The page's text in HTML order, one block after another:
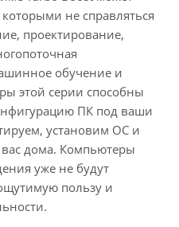
не справляться
проектирование,
обучение и
этой серии способны
ПК под ваши
установим ОС и
дома. Компьютеры
уже не будут
пользу и